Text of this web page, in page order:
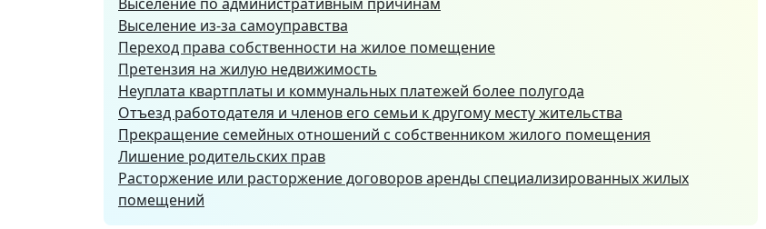
Выселение из-за самоуправства
Переход права собственности на жилое помещение
Претензия на жилую недвижимость
Неуплата квартплаты и коммунальных платежей более полугода
Отъезд работодателя и членов его семьи к другому месту жительства
Прекращение семейных отношений с собственником жилого помещения
Лишение родительских прав
Расторжение или расторжение договоров аренды специализированных жилых
помещений